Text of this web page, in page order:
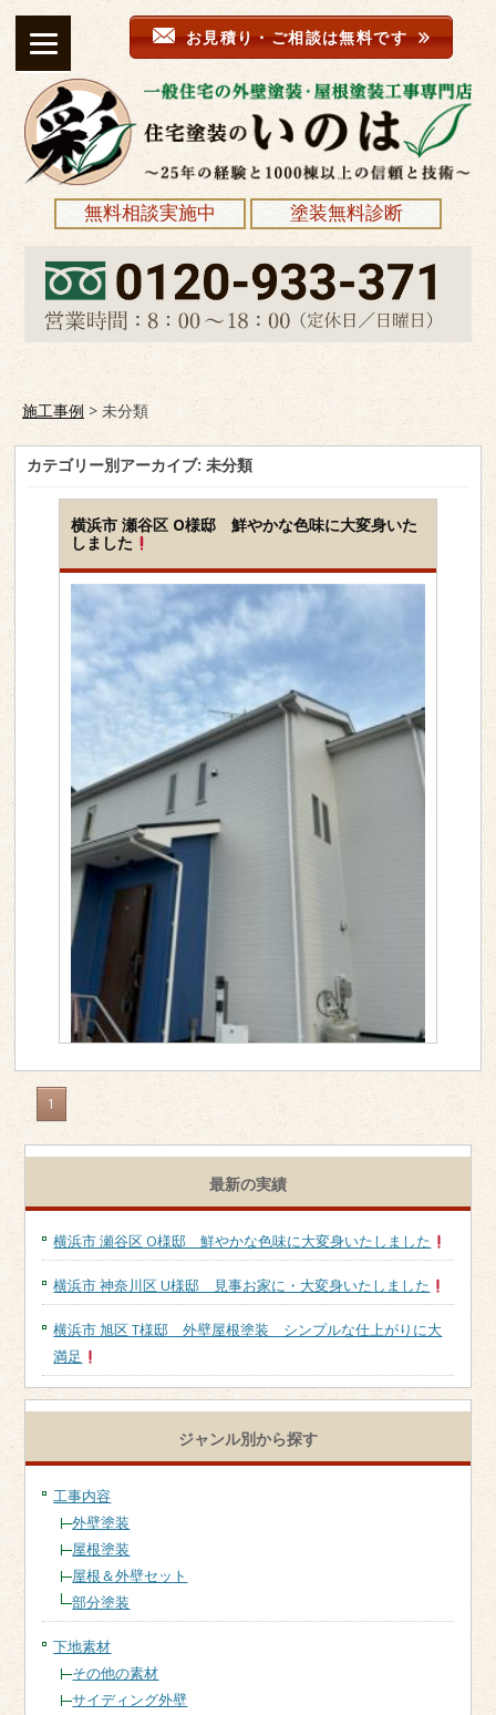
お見積り・ご相談は無料です
無料相談実施中 塗装無料診断
施工事例>未分類
カテゴリー別アーカイブ:未分類
横浜市 瀬谷区 O様邸 鮮やかな色味に大変身いた
しました
工事内容
外壁塗装
下地素材
サイディング外壁
塗装種類
シリコン
地域
横浜市瀬谷区
>>詳しく見る
1
最新の実績
横浜市 瀬谷区 O様邸 鮮やかな色味に大変身いたしました
横浜市 神奈川区 U様邸 見事お家に・大変身いたしました
横浜市 旭区 T様邸 外壁屋根塗装 シンプルな仕上がりに大
満足
ジャンル別から探す
工事内容
外壁塗装
屋根塗装
屋根＆外壁セット
部分塗装
下地素材
その他の素材
サイディング外壁